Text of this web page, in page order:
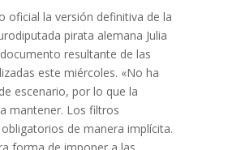
oficial la versión definitiva de la
pirata alemana Julia
resultante de las
este miércoles. «No ha
escenario, por lo que la
mantener. Los filtros
de manera implícita.